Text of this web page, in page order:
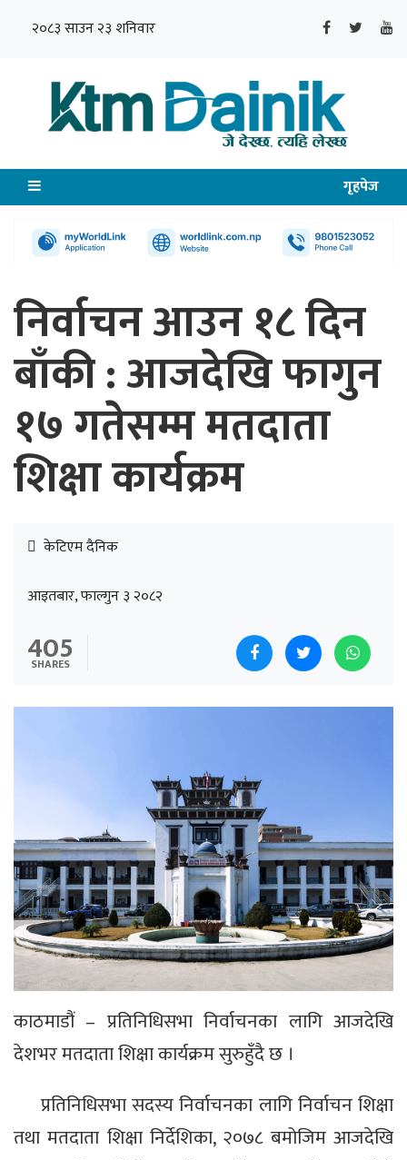
२०८३ साउन २३ शनिवार
गृहपेज
निर्वाचन आउन १८ दिन
बाँकी : आजदेखि फागुन
१७ गतेसम्म मतदाता
शिक्षा कार्यक्रम
केटिएम दैनिक
आइतबार, फाल्गुन ३ २०८२
405
SHARES
काठमाडौं – प्रतिनिधिसभा निर्वाचनका लागि आजदेखि
देशभर मतदाता शिक्षा कार्यक्रम सुरुहुँदै छ ।
प्रतिनिधिसभा सदस्य निर्वाचनका लागि निर्वाचन शिक्षा
तथा मतदाता शिक्षा निर्देशिका, २०७८ बमोजिम आजदेखि